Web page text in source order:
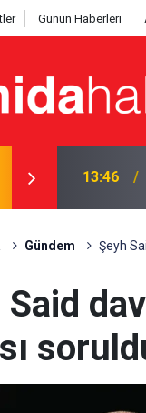
Günün Haberleri
12:56
Gündem Şeyh